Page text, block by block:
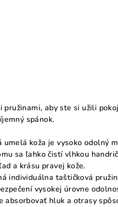
aby ste si užili
spánok.
umelá koža je vysoko odolný
sa ľahko čistí vlhkou
a krásu pravej kože.
individuálna taštičková
vysokej úrovne
absorbovať hluk a otrasy